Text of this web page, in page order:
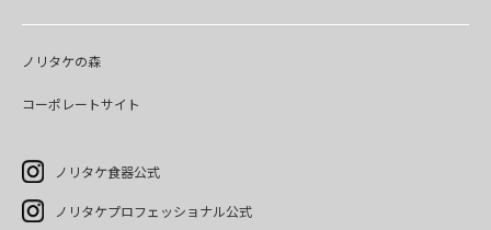
ノリタケの森
コーポレートサイト
ノリタケ食器公式
ノリタケプロフェッショナル公式